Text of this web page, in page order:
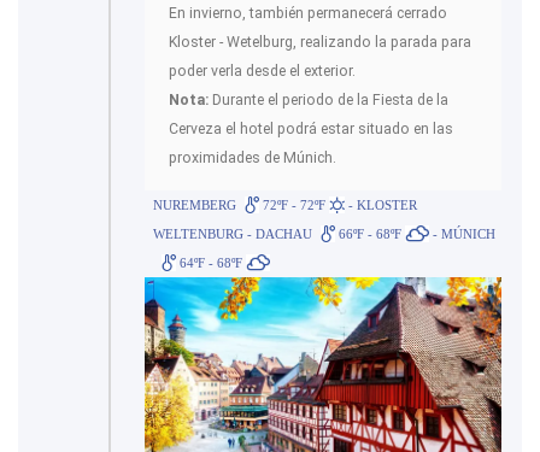
En invierno, también permanecerá cerrado
Kloster - Wetelburg, realizando la parada para
poder verla desde el exterior.
Nota: Durante el periodo de la Fiesta de la
Cerveza el hotel podrá estar situado en las
proximidades de Múnich.
NUREMBERG 72ºF - 72ºF
- KLOSTER
WELTENBURG - DACHAU
66ºF - 68ºF
- MÚNICH
64ºF - 68ºF